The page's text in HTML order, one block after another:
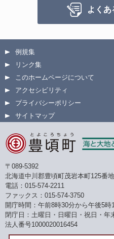
よくあ
例規集
リンク集
このホームページについて
アクセシビリティ
プライバシーポリシー
サイトマップ
〒089-5392
北海道中川郡豊頃町茂岩本町125番
電話：015-574-2211
ファックス：015-574-3750
開庁時間：午前8時30分から午後5時
閉庁日：土曜日・日曜日・祝日・年
法人番号1000020016454